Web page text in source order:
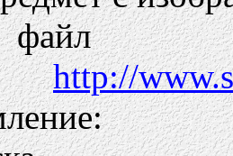
файл
http://